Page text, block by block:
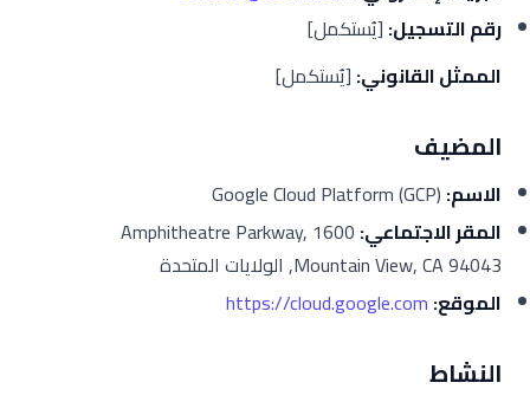
رقم التسجيل: [يُستكمل]
الممثل القانوني: [يُستكمل]
المضيف
الاسم:
المقر الاجتماعي:
1600 Amphitheatre Parkway,
Mountain View, CA 94043, الولايات المتحدة
الموقع: https://cloud.google.com
النشاط